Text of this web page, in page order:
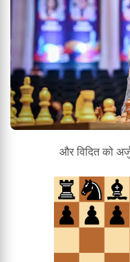
और विदित को